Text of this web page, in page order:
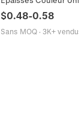
$0.48-0.58
Sans MOQ · 3K+